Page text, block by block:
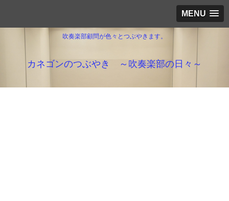
MENU
吹奏楽部顧問が色々とつぶやきます。
カネゴンのつぶやき ～吹奏楽部の日々～